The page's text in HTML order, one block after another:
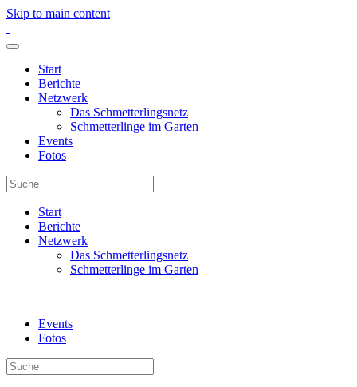
Skip to main content
Start
Berichte
Netzwerk
Das Schmetterlingsnetz
Schmetterlinge im Garten
Events
Fotos
Start
Berichte
Netzwerk
Das Schmetterlingsnetz
Schmetterlinge im Garten
Events
Fotos